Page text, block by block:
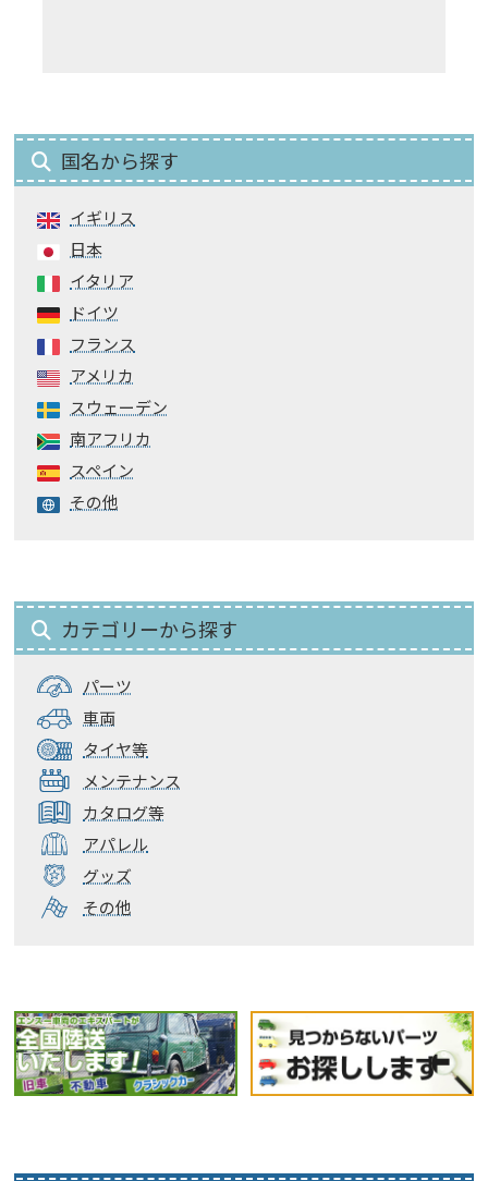
国名から探す
イギリス
日本
イタリア
ドイツ
フランス
アメリカ
スウェーデン
南アフリカ
スペイン
その他
カテゴリーから探す
パーツ
車両
タイヤ等
メンテナンス
カタログ等
アパレル
グッズ
その他